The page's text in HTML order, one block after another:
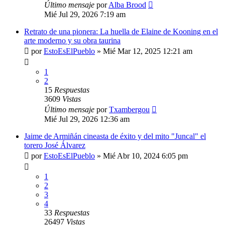
Último mensaje porAlba Brood
Mié Jul 29, 2026 7:19 am
Retrato de una pionera: La huella de Elaine de Kooning en el
arte moderno y su obra taurina
porEstoEsElPueblo » Mié Mar 12, 2025 12:21 am
1
2
15 Respuestas
3609 Vistas
Último mensaje porTxambergou
Mié Jul 29, 2026 12:36 am
Jaime de Armiñán cineasta de éxito y del mito "Juncal" el
torero José Álvarez
porEstoEsElPueblo » Mié Abr 10, 2024 6:05 pm
1
2
3
4
33 Respuestas
26497 Vistas